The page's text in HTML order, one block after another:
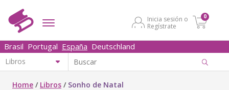
Inicia sesión o
Regístrate
0
Brasil Portugal España Deutschland
Home / Libros / Sonho de Natal